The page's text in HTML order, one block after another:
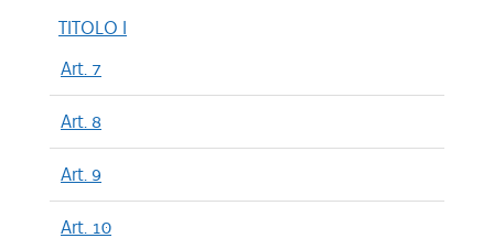
TITOLO I
Art. 7
Art. 8
Art. 9
Art. 10